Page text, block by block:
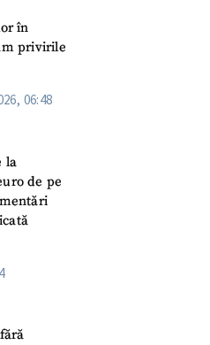
în
privirile
06:48
la
de pe